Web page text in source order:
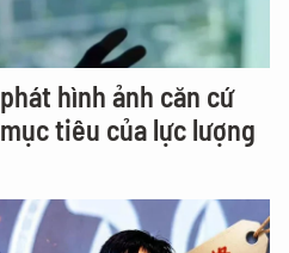
hình ảnh căn cứ
tiêu của lực lượng